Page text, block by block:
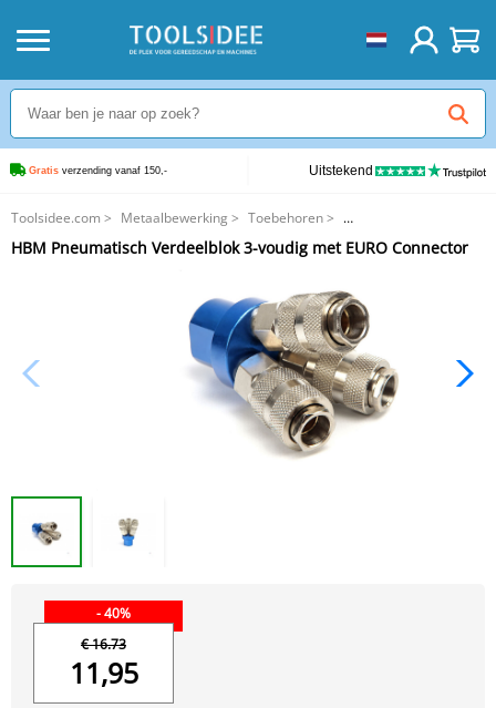
Gratis verzending vanaf 150,- Uitstekend
Toolsidee.com > Metaalbewerking > Toebehoren>
HBM Pneumatisch Verdeelblok 3-voudig met EURO Connector
HBM Pneumatisch Verdeelblok 3-voudig met EURO Connector
- 40%
€ 16.73
11,95